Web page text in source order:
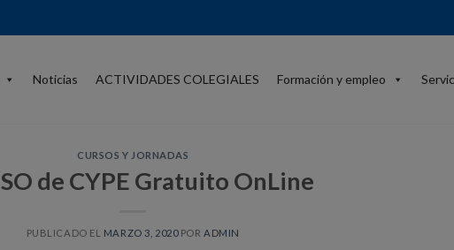
Noticias ACTIVIDADES COLEGIALES Formación y empleo
CURSOS Y JORNADAS
de CYPE Gratuito OnLine
PUBLICADO EL MARZO 3, 2020POR ADMIN